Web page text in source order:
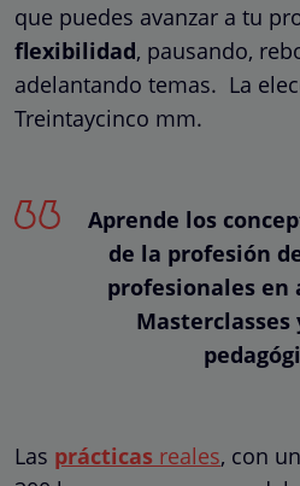
que puedes avanzar a tu
flexibilidad, pausando,
adelantando temas. La
Treintaycinco mm.
Aprende los
de la profesión
profesionales en
Masterclasses
Las prácticas reales, con